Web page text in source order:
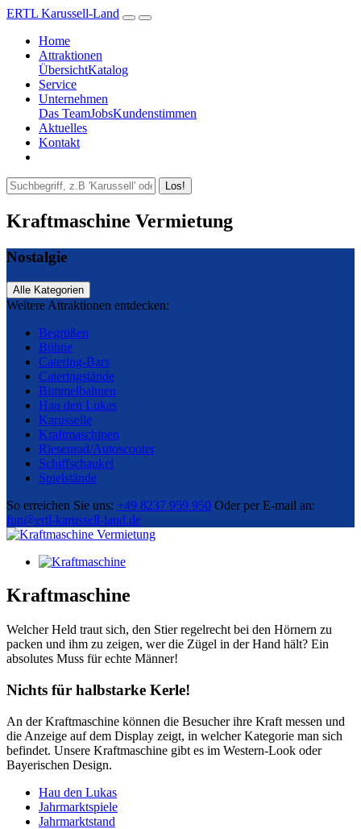
ERTL Karussell-Land
Home
Attraktionen
ÜbersichtKatalog
Service
Unternehmen
Das TeamJobsKundenstimmen
Aktuelles
Kontakt
Los!
Kraftmaschine Vermietung
Nostalgie
Alle Kategorien
Weitere Attraktionen entdecken:
Begrüßen
Bühne
Catering-Bars
Cateringstände
Bimmelbahnen
Hau den Lukas
Karusselle
Kraftmaschinen
Riesenrad/Autoscooter
Schiffschaukel
Spielstände
So erreichen Sie uns: +49 8237 959 950 Oder per E-mail an:
fun@ertl-karussell-land.de
Kraftmaschine
Welcher Held traut sich, den Stier regelrecht bei den Hörnern zu
packen und ihm zu zeigen, wer die Zügel in der Hand hält? Ein
absolutes Muss für echte Männer!
Nichts für halbstarke Kerle!
An der Kraftmaschine können die Besucher ihre Kraft messen und
die Anzeige auf dem Display zeigt, in welcher Kategorie man sich
befindet. Unsere Kraftmaschine gibt es im Western-Look oder
Bayerischen Design.
Hau den Lukas
Jahrmarktspiele
Jahrmarktstand